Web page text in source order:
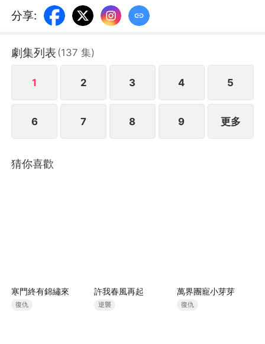
分享:
劇集列表 (137 集)
1 2 3 4 5
6 7 8 9 更多
猜你喜歡
寒門終有錦繡來
復仇
許我春風再起
逆襲
萬界團寵小芽芽
復仇